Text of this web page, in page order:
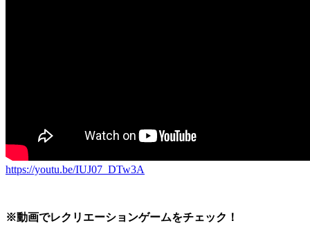
https://youtu.be/IUJ07_DTw3A
※動画でレクリエーションゲームをチェック！